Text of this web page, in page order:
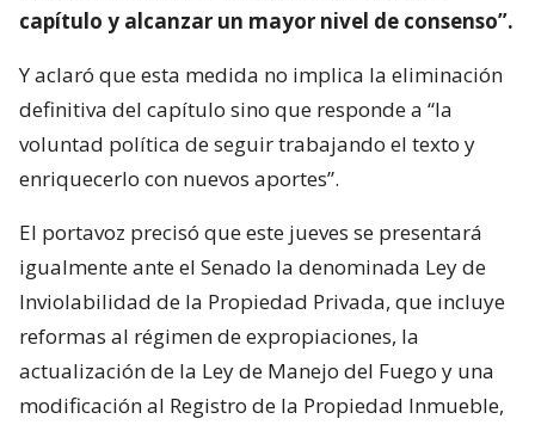
capítulo y alcanzar un mayor nivel de consenso”.
Y aclaró que esta medida no implica la eliminación
definitiva del capítulo sino que responde a “la
voluntad política de seguir trabajando el texto y
enriquecerlo con nuevos aportes”.
El portavoz precisó que este jueves se presentará
igualmente ante el Senado la denominada Ley de
Inviolabilidad de la Propiedad Privada, que incluye
reformas al régimen de expropiaciones, la
actualización de la Ley de Manejo del Fuego y una
modificación al Registro de la Propiedad Inmueble,